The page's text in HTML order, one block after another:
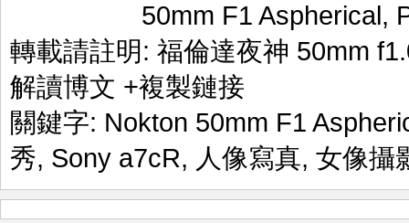
50mm F1 Aspherical,
轉載請註明: 福倫達夜神 50mm
解讀博文 +複製鏈接
關鍵字: Nokton 50mm F1
秀, Sony a7cR, 人像寫真, 女像攝